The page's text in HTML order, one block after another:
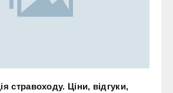
стравоходу. Ціни, відгуки,